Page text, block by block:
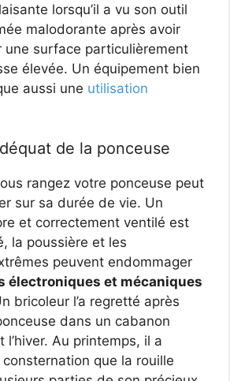
lorsqu’il a vu son outil
malodorante après avoir
une surface particulièrement
élevée. Un équipement bien
aussi une utilisation
de la ponceuse
rangez votre ponceuse peut
sur sa durée de vie. Un
et correctement ventilé est
la poussière et les
peuvent endommager
électroniques et mécaniques
bricoleur l’a regretté après
dans un cabanon
l’hiver. Au printemps, il a
que la rouille